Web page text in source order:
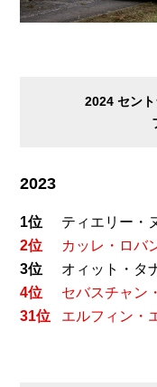
2024 セン
2023
1位
ティエリー・
2位
カッレ・ロバ
3位
オィット・タ
4位
セバスチャン
31位
エルフィン・